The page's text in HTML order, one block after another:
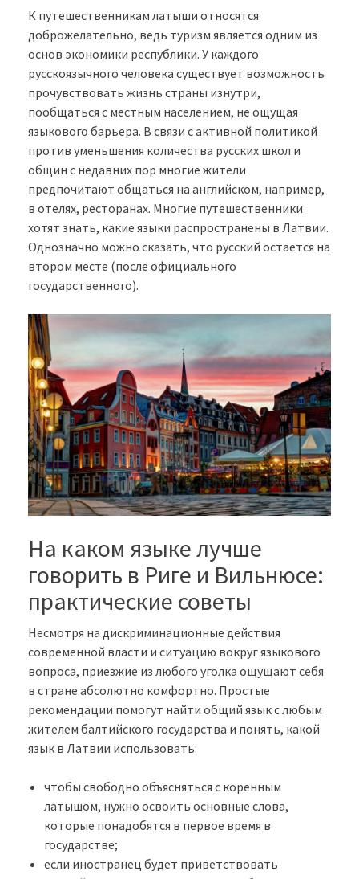
К путешественникам латыши относятся
доброжелательно, ведь туризм является одним из
основ экономики республики. У каждого
русскоязычного человека существует возможность
прочувствовать жизнь страны изнутри,
пообщаться с местным населением, не ощущая
языкового барьера. В связи с активной политикой
против уменьшения количества русских школ и
общин с недавних пор многие жители
предпочитают общаться на английском, например,
в отелях, ресторанах. Многие путешественники
хотят знать, какие языки распространены в Латвии.
Однозначно можно сказать, что русский остается на
втором месте (после официального
государственного).
На каком языке лучше
говорить в Риге и Вильнюсе:
практические советы
Несмотря на дискриминационные действия
современной власти и ситуацию вокруг языкового
вопроса, приезжие из любого уголка ощущают себя
в стране абсолютно комфортно. Простые
рекомендации помогут найти общий язык с любым
жителем балтийского государства и понять, какой
язык в Латвии использовать:
чтобы свободно объясняться с коренным
латышом, нужно освоить основные слова,
которые понадобятся в первое время в
государстве;
если иностранец будет приветствовать